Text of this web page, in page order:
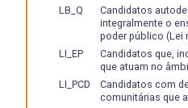
LB_Q
Candidatos
integralmente o
poder público (Lei
LI_EP
Candidatos que,
que atuam no
LI_PCD
Candidatos com
comunitárias que